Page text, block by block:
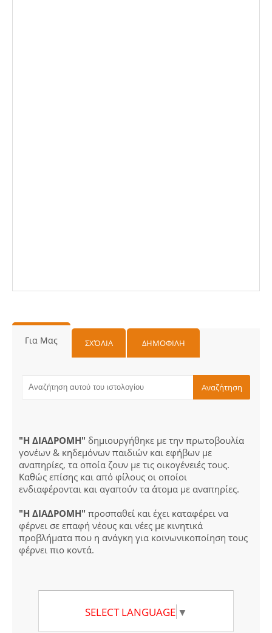
Για Μας ΣΧΌΛΙΑ ΔΗΜΟΦΙΛΗ
"Η ΔΙΑΔΡΟΜΗ" δημιουργήθηκε με την πρωτοβουλία
γονέων & κηδεμόνων παιδιών και εφήβων με
αναπηρίες, τα οποία ζουν με τις οικογένειές τους.
Καθώς επίσης και από φίλους οι οποίοι
ενδιαφέρονται και αγαπούν τα άτομα με αναπηρίες.
"Η ΔΙΑΔΡΟΜΗ" προσπαθεί και έχει καταφέρει να
φέρνει σε επαφή νέους και νέες με κινητικά
προβλήματα που η ανάγκη για κοινωνικοποίηση τους
φέρνει πιο κοντά.
SELECT LANGUAGE ▼